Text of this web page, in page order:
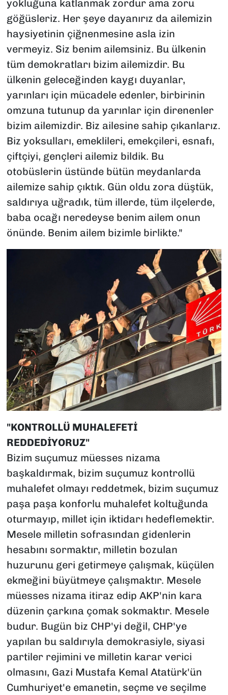
yokluğuna katlanmak zordur ama zoru
göğüsleriz. Her şeye dayanırız da ailemizin
haysiyetinin çiğnenmesine asla izin
vermeyiz. Siz benim ailemsiniz. Bu ülkenin
tüm demokratları bizim ailemizdir. Bu
ülkenin geleceğinden kaygı duyanlar,
yarınları için mücadele edenler, birbirinin
omzuna tutunup da yarınlar için direnenler
bizim ailemizdir. Biz ailesine sahip çıkanlarız.
Biz yoksulları, emeklileri, emekçileri, esnafı,
çiftçiyi, gençleri ailemiz bildik. Bu
otobüslerin üstünde bütün meydanlarda
ailemize sahip çıktık. Gün oldu zora düştük,
saldırıya uğradık, tüm illerde, tüm ilçelerde,
baba ocağı neredeyse benim ailem onun
önünde. Benim ailem bizimle birlikte."
"KONTROLLÜ MUHALEFETİ
REDDEDİYORUZ"
Bizim suçumuz müesses nizama
başkaldırmak, bizim suçumuz kontrollü
muhalefet olmayı reddetmek, bizim suçumuz
paşa paşa konforlu muhalefet koltuğunda
oturmayıp, millet için iktidarı hedeflemektir.
Mesele milletin sofrasından gidenlerin
hesabını sormaktır, milletin bozulan
huzurunu geri getirmeye çalışmak, küçülen
ekmeğini büyütmeye çalışmaktır. Mesele
müesses nizama itiraz edip AKP'nin kara
düzenin çarkına çomak sokmaktır. Mesele
budur. Bugün biz CHP'yi değil, CHP'ye
yapılan bu saldırıyla demokrasiyle, siyasi
partiler rejimini ve milletin karar verici
olmasını, Gazi Mustafa Kemal Atatürk'ün
Cumhuriyet'e emanetin, seçme ve seçilme